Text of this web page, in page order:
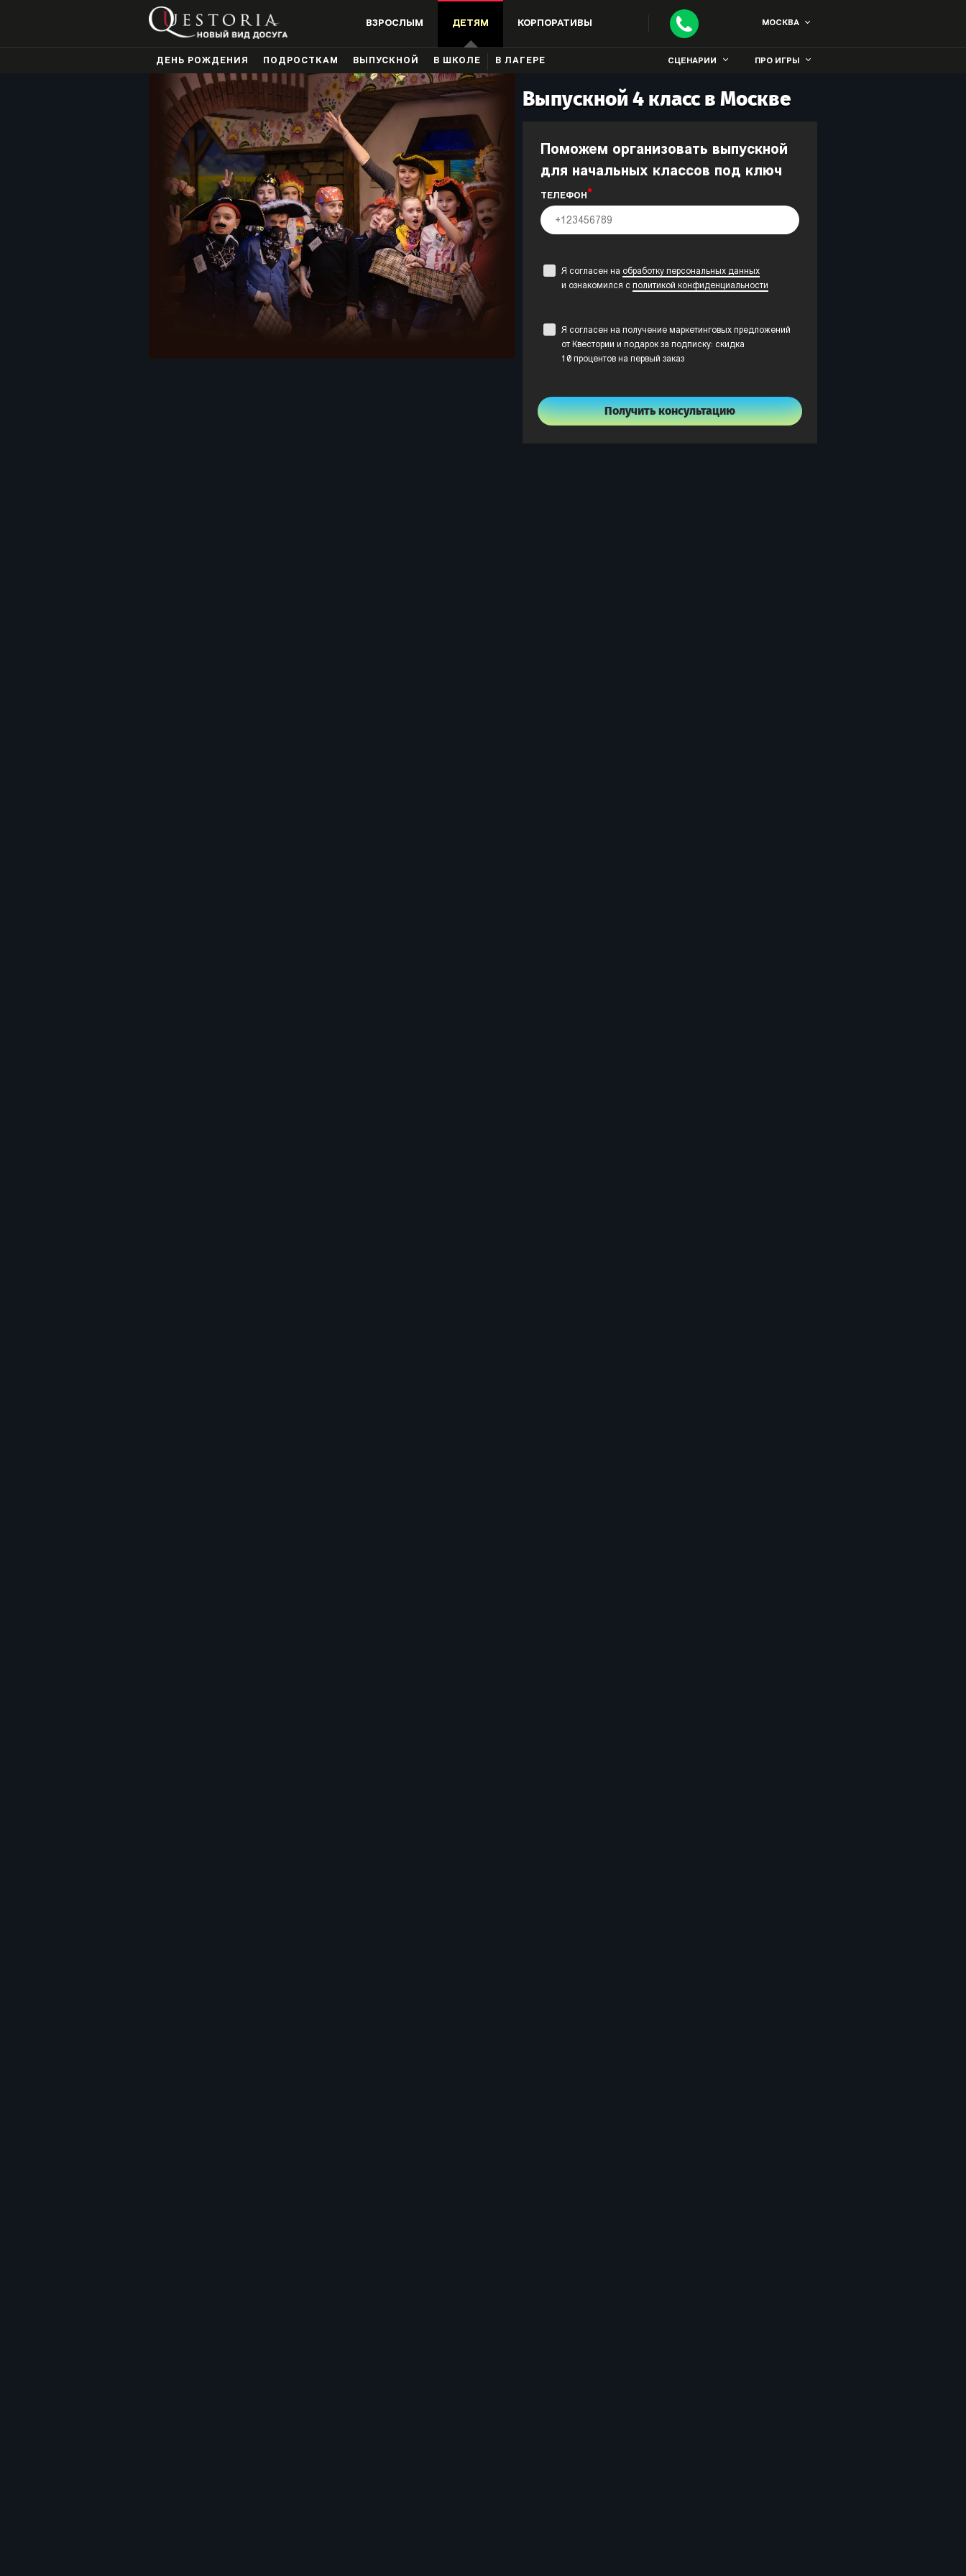
ВЗРОСЛЫМ ДЕТЯМ КОРПОРАТИВЫ МОСКВА
ДЕНЬ РОЖДЕНИЯ ПОДРОСТКАМ ВЫПУСКНОЙ В ШКОЛЕ В ЛАГЕРЕ СЦЕНАРИИ ПРО ИГРЫ
Выпускной 4 класс в Москве
Поможем организовать выпускной
для начальных классов под ключ
ТЕЛЕФОН
Я согласен на обработку персональных данных
и ознакомился с политикой конфиденциальности
Я согласен на получение маркетинговых предложений
от Квестории и подарок за подписку: скидка
10 процентов на первый заказ
Получить консультацию